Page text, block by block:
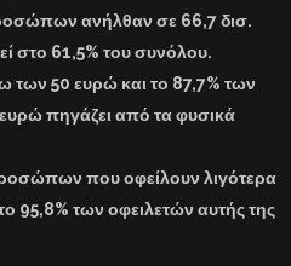
ανήλθαν σε 66,7 δισ.
στο 61,5% του συνόλου.
των 50 ευρώ και το 87,7% των
πηγάζει από τα φυσικά
που οφείλουν λιγότερα
95,8% των οφειλετών αυτής της